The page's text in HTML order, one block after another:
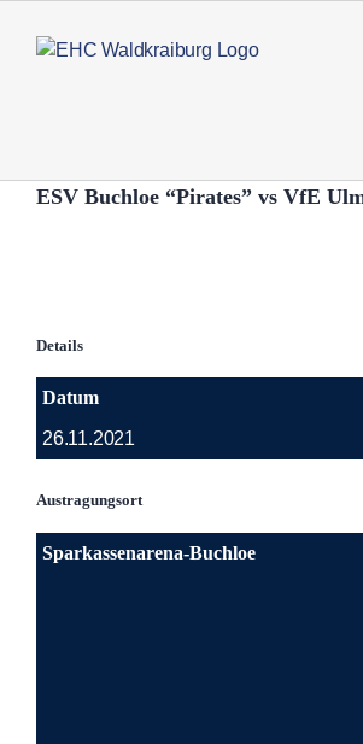
Inhalt
ESV Buchloe “Pirates” vs VfE
Details
Datum
26.11.2021
Austragungsort
Sparkassenarena-Buchloe